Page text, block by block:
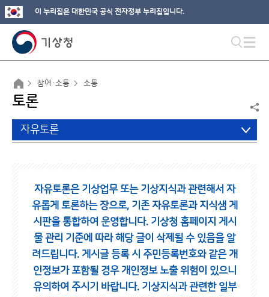
이 누리집은 대한민국 공식 전자정부 누리집입니다.
참여·소통 소통
토론
자유토론
자유토론은 기상업무 또는 기상지식과 관련해서 자
유롭게 토론하는 장으로, 기존 자유토론과 지식샘 게
시판을 통합하여 운영합니다. 기상청 홈페이지 게시
물 관리 기준에 따라 해당 글이 삭제될 수 있음을 알
려드립니다. 게시글 등록 시 주민등록번호와 같은 개
인정보가 포함될 경우 개인정보 노출 위험이 있으니
유의하여 주시기 바랍니다. 기상지식과 관련한 일부